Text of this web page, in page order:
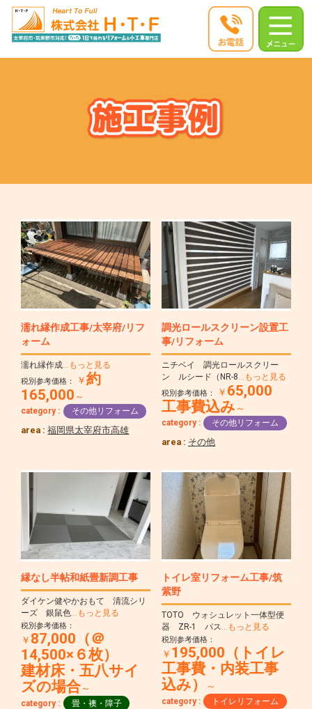
濡れ縁作成工事/太宰府/リフ
ォーム
濡れ縁作成 …もっと見る
税別参考価格： ￥約
165,000 ～
category : その他リフォーム
area :福岡県太宰府市高雄
調光ロールスクリーン設置工
事/リフォーム
ニチベイ 調光ロールスクリー
ン ルシード（NR-8 …もっと見る
税別参考価格： ￥ 65,000
工事費込み ～
category : その他リフォーム
area : その他
縁なし半帖和紙畳新調工事
ダイケン健やかおもて 清流シリ
ーズ 銀鼠色…もっと見る
税別参考価格：
￥ 87,000（＠
14,500×６枚）
建材床・五八サイ
ズの場合～
category : 畳・襖・障子
トイレ室リフォーム工事/筑
紫野
TOTO ウォシュレット一体型便
器 ZR-1 パス…もっと見る
税別参考価格：
￥ 195,000（トイレ
工事費・内装工事
込み）
～
category : トイレリフォーム